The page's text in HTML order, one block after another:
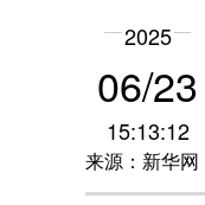
2025
06/23
15:13:12
来源：新华网